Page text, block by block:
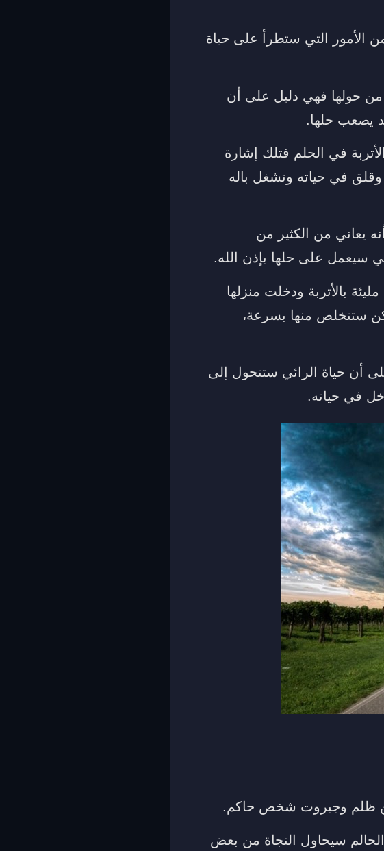
الأمور التي ستطرأ على حياة
من حولها فهي دليل على أن
يصعب حلها.
في الحلم فتلك إشارة
في حياته وتشغل باله
يعاني من الكثير من
سيعمل على حلها بإذن الله.
بالأتربة ودخلت منزلها
ستتخلص منها بسرعة،
أن حياة الرائي ستتحول إلى
في حياته.
من ظلم وجبروت شخص حاكم.
سيحاول النجاة من بعض